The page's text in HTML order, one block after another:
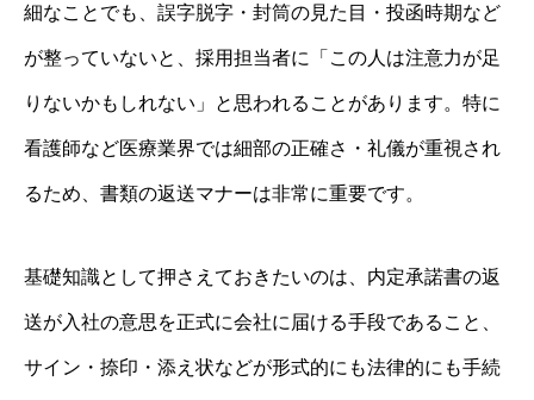
細なことでも、誤字脱字・封筒の見た目・投函時期など
が整っていないと、採用担当者に「この人は注意力が足
りないかもしれない」と思われることがあります。特に
看護師など医療業界では細部の正確さ・礼儀が重視され
るため、書類の返送マナーは非常に重要です。
基礎知識として押さえておきたいのは、内定承諾書の返
送が入社の意思を正式に会社に届ける手段であること、
サイン・捺印・添え状などが形式的にも法律的にも手続